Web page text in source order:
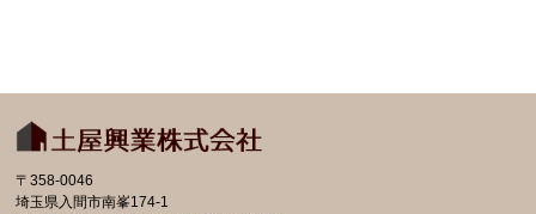
〒358-0046
埼玉県入間市南峯174-1